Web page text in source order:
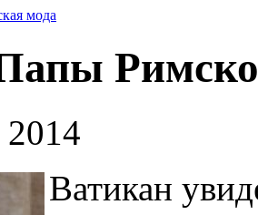
мода
Ватикан